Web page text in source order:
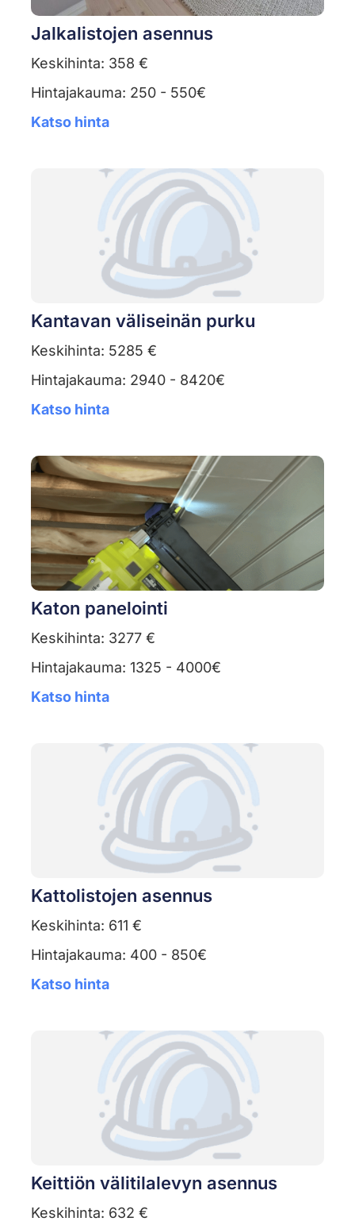
Jalkalistojen asennus
Keskihinta: 358 €
Hintajakauma: 250 - 550€
Katso hinta
Kantavan väliseinän purku
Keskihinta: 5285 €
Hintajakauma: 2940 - 8420€
Katso hinta
Katon panelointi
Keskihinta: 3277 €
Hintajakauma: 1325 - 4000€
Katso hinta
Kattolistojen asennus
Keskihinta: 611 €
Hintajakauma: 400 - 850€
Katso hinta
Keittiön välitilalevyn asennus
Keskihinta: 632 €